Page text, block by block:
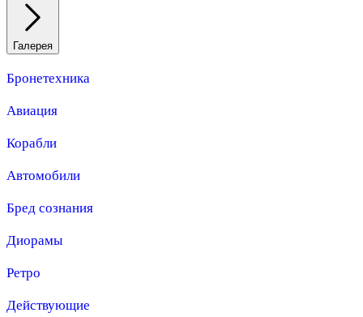
Галерея
Бронетехника
Авиация
Корабли
Автомобили
Бред сознания
Диорамы
Ретро
Действующие